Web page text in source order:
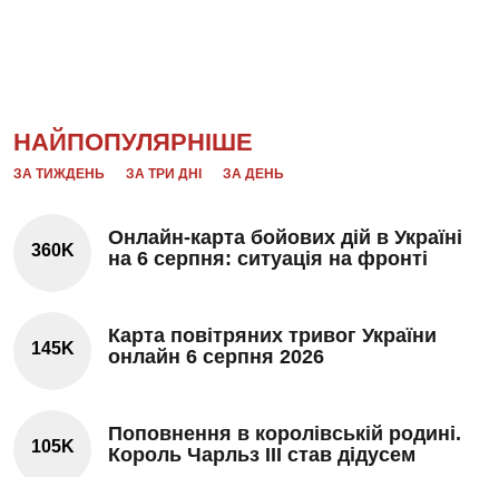
НАЙПОПУЛЯРНІШЕ
ЗА ТИЖДЕНЬ ЗА ТРИ ДНІ ЗА ДЕНЬ
360K
Онлайн-карта бойових дій в Україні
на 6 серпня: ситуація на фронті
145K
Карта повітряних тривог України
онлайн 6 серпня 2026
105K
Поповнення в королівській родині.
Король Чарльз III став дідусем